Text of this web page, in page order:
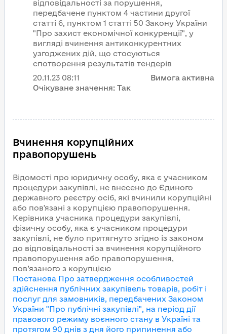
відповідальності за порушення,
передбачене пунктом 4 частини другої
статті 6, пунктом 1 статті 50 Закону України
"Про захист економічної конкуренції", у
вигляді вчинення антиконкурентних
узгоджених дій, що стосуються
спотворення результатів тендерів
20.11.23 08:11
Вимога активна
Очікуване значення: Так
Вчинення корупційних
правопорушень
Відомості про юридичну особу, яка є учасником
процедури закупівлі, не внесено до Єдиного
державного реєстру осіб, які вчинили корупційні
або пов'язані з корупцією правопорушення.
Керівника учасника процедури закупівлі,
фізичну особу, яка є учасником процедури
закупівлі, не було притягнуто згідно із законом
до відповідальності за вчинення корупційного
правопорушення або правопорушення,
пов’язаного з корупцією
Постанова Про затвердження особливостей
здійснення публічних закупівель товарів, робіт і
послуг для замовників, передбачених Законом
України "Про публічні закупівлі", на період дії
правового режиму воєнного стану в Україні та
протягом 90 днів з дня його припинення або